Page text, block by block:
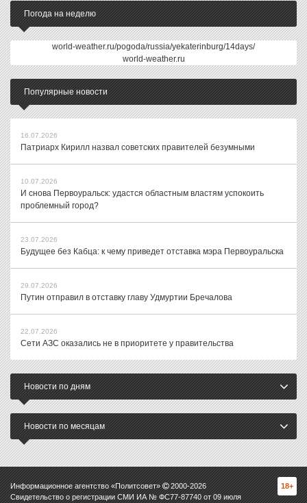
Погода на неделю
world-weather.ru/pogoda/russia/yekaterinburg/14days/
world-weather.ru
Популярные новости
16.07.2026
Патриарх Кирилл назвал советских правителей безумными
10.07.2026
И снова Первоуральск: удастся областным властям успокоить
проблемный город?
23.07.2026
Будущее без Кабца: к чему приведет отставка мэра Первоуральска
29.07.2026
Путин отправил в отставку главу Удмуртии Бречалова
22.07.2026
Сети АЗС оказались не в приоритете у правительства
Новости по дням
Новости по месяцам
Информационное агентство «Политсовет» 2000-2026
Свидетельство о регистрации СМИ ИА № ФС77-87740 от 09 июля
18+